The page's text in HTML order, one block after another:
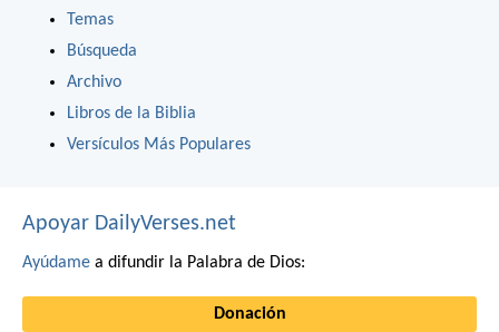
Temas
Búsqueda
Archivo
Libros de la Biblia
Versículos Más Populares
Apoyar DailyVerses.net
Ayúdame a difundir la Palabra de Dios:
Donación